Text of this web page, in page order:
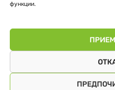
функции.
За Аредо